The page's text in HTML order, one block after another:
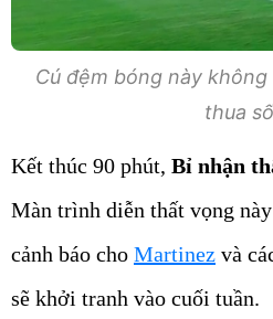
Cú đệm bóng này
thua
Kết thúc 90 phút, Bỉ nhận
Màn trình diễn thất vọng
cảnh báo cho Martinez và
sẽ khởi tranh vào cuối tuần.